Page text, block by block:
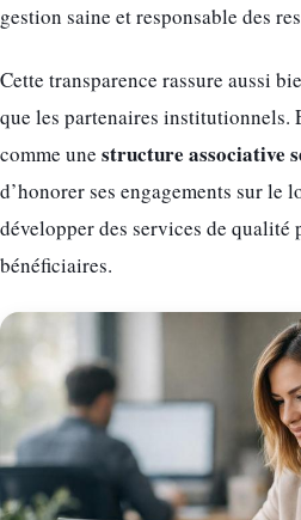
gestion saine et responsable des
Cette transparence rassure aussi
que les partenaires institutionnels.
comme une structure associative
d’honorer ses engagements sur le
développer des services de qualité
bénéficiaires.